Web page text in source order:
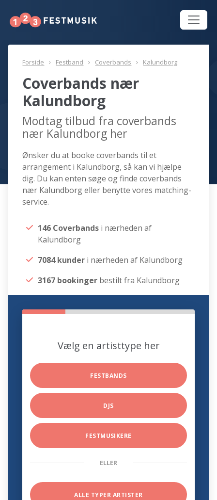
Forside Festband Coverbands Kalundborg
Coverbands nær
Kalundborg
Modtag tilbud fra coverbands
nær Kalundborg her
Ønsker du at booke coverbands til et
arrangement i Kalundborg, så kan vi hjælpe
dig. Du kan enten søge og finde coverbands
nær Kalundborg eller benytte vores matching-
service.
146 Coverbands i nærheden af
Kalundborg
7084 kunder i nærheden af Kalundborg
3167 bookinger bestilt fra Kalundborg
Vælg en artisttype her
FESTBANDS
DJS
FESTMUSIKERE
ELLER
ALLE TYPER ARTISTER